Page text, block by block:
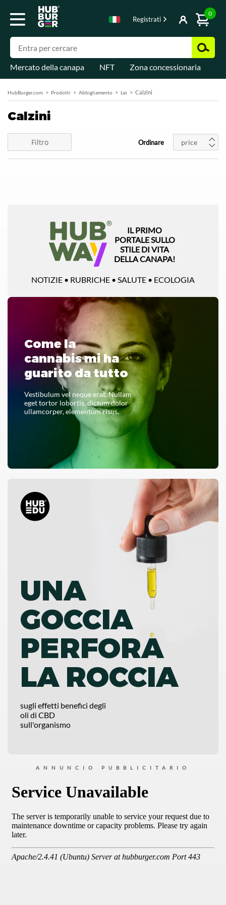
Registrati
0
Mercato della canapa NFT Zona concessionaria
HubBurger.com Prodotti Abbigliamento Lei Calzini
Calzini
Filtro Ordinare price
IL PRIMO
PORTALE SULLO
STILE DI VITA
DELLA CANAPA!
NOTIZIE • RUBRICHE • SALUTE • ECOLOGIA
Come la
cannabis mi ha
guarito da tutto
Vestibulum vel neque erat. Nullam
eget tortor lobortis, dictum dolor
ullamcorper, elementum risus.
LEGGI TUTTO
UNA
GOCCIA
PERFORA
LA ROCCIA
sugli effetti benefici degli
oli di CBD
sull'organismo
ANNUNCIO PUBBLICITARIO